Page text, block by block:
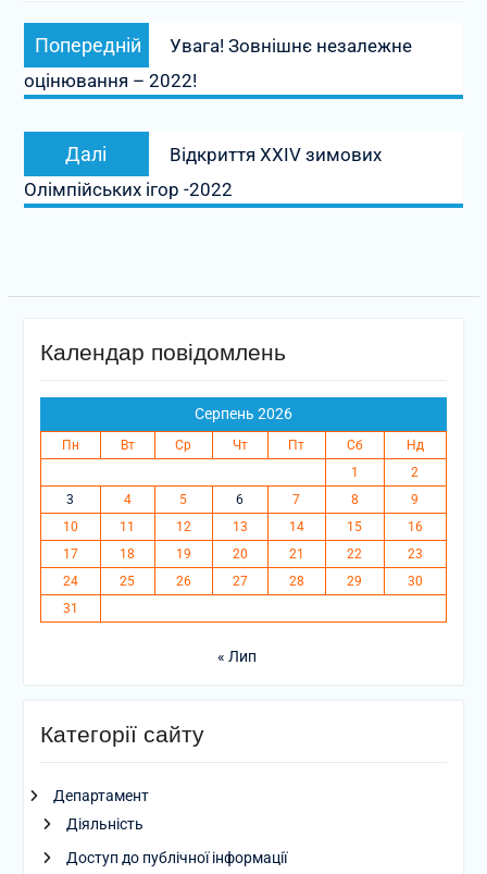
Навігація
записів
Попередній
запис:
Увага! Зовнішнє незалежне
оцінювання – 2022!
Далі
Наступний
запис:
Відкриття ХХІV зимових
Олімпійських ігор -2022
Календар повідомлень
Серпень 2026
Пн Вт Ср Чт Пт Сб
Нд
1
2
3
4 5 6 7 8
9
10
11 12 13 14 15
16
17
18 19 20 21 22
23
24
25 26 27 28 29
30
31
« Лип
Категорії сайту
Департамент
Діяльність
Доступ до публічної інформації